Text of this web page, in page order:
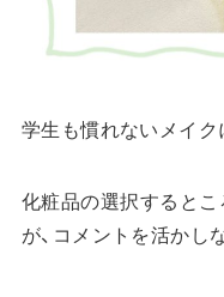
学生も慣れないメイク
化粧品の選択すると
が、コメントを活かし